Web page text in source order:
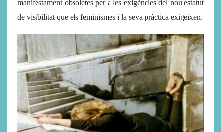
manifestament obsoletes per a les exigències del nou estatut
de visibilitat que els feminismes i la seva pràctica exigeixen.